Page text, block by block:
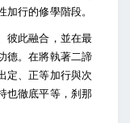
行的修學階段。
彼此融合，並在最
德。在將執著二諦
定、正等加行與次
也徹底平等，刹那